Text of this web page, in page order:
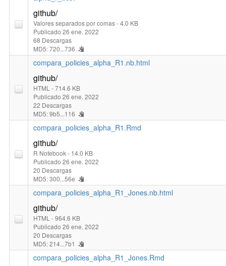
github/
Valores separados por comas- 4.0 KB
Publicado 26 ene. 2022
68 Descargas
MD5: 720...736
compara_policies_alpha_R1.nb.html
github/
HTML - 714.6 KB
Publicado 26 ene. 2022
22 Descargas
MD5: 9b5...116
compara_policies_alpha_R1.Rmd
github/
R Notebook- 14.0 KB
Publicado 26 ene. 2022
20 Descargas
MD5: 300...56e
compara_policies_alpha_R1_Jones.nb.html
github/
HTML - 964.6 KB
Publicado 26 ene. 2022
20 Descargas
MD5: 214...7b1
compara_policies_alpha_R1_Jones.Rmd